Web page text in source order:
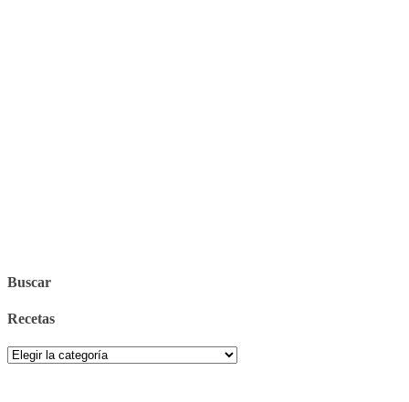
Buscar
Recetas
Recetas